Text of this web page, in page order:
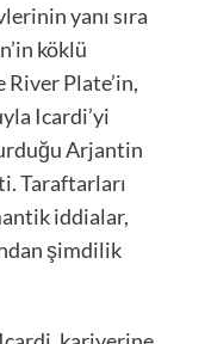
yanı sıra
köklü
River Plate’in,
Icardi’yi
Arjantin
Taraftarları
iddialar,
şimdilik